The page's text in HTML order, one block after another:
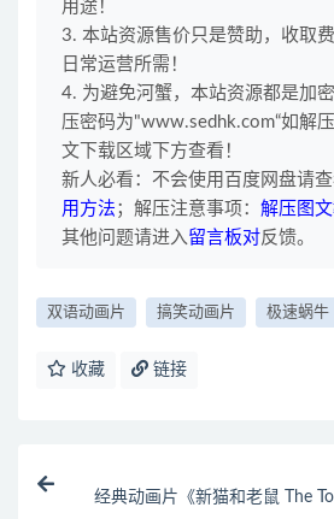
用途！
3. 本站资源售价只是赞助，收取
日常运营所需！
4. 为避免河蟹，本站资源都是加
压密码为"www.sedhk.com“如解
文下载区域下方查看！
新人必看：不会使用百度网盘请查
用方法 ；解压注意事项： 解压图
其他问题请进入 留言板对反馈。
双语动画片 搞笑动画片 极速蜗牛
收藏 链接
经典动画片《新猫和老鼠 The